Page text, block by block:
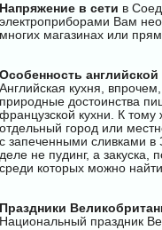
Напряжение в сети в
электроприборами Вам
многих магазинах или
Особенность английской
Английская кухня,
природные достоинства
французской кухни. К
отдельный город или
с запеченными сливками в
деле не пудинг, а
среди которых можно
Праздники
Национальный праздник